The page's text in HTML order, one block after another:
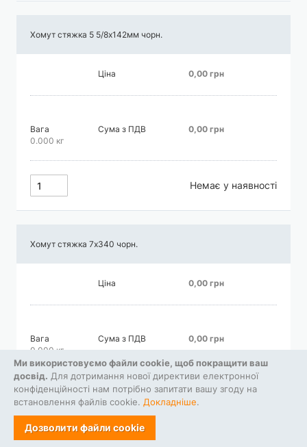
Ми використовуємо файли cookie, щоб покращити ваш
досвід. Для дотримання нової директиви електронної
конфіденційності нам потрібно запитати вашу згоду на
встановлення файлів cookie. Докладніше.
Дозволити файли cookie
Хомут стяжка 5 5/8х142мм чорн.
Ціна 0,00 грн
Вага
0.000 кг
Сума з ПДВ 0,00 грн
Немає у наявності
Хомут стяжка 7х340 чорн.
Ціна 0,00 грн
Вага
0.000 кг
Сума з ПДВ 0,00 грн
Немає у наявності